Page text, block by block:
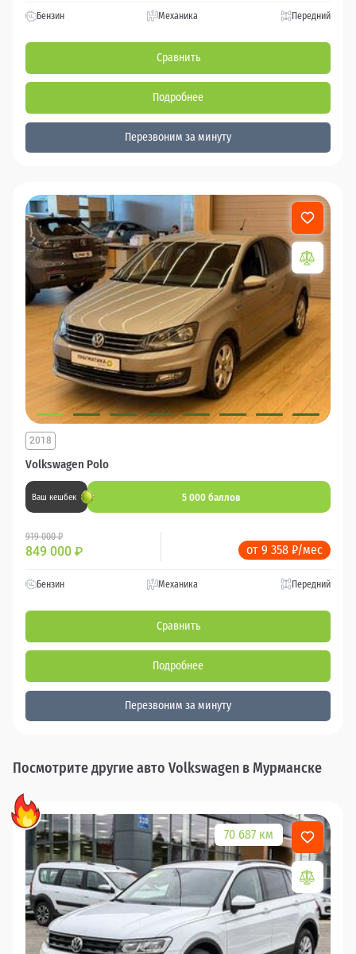
Бензин Механика Передний
Сравнить
Подробнее
Перезвоним за минуту
Volkswagen Polo
2018
Ваш кешбек 5 000 баллов
919 000 ₽
849 000 ₽ от 9 358 ₽/мес
Бензин Механика Передний
Сравнить
Подробнее
Перезвоним за минуту
Посмотрите другие авто Volkswagen в Мурманске
70 687 км